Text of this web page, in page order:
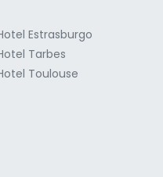
Estrasburgo
Tarbes
Toulouse